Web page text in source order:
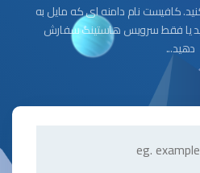
کنید. کافیست نام دامنه ای که مایل به
یا فقط سرویس هاستینگ سفارش
دهید...